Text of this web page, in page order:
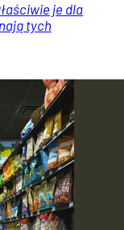
je dla
tych